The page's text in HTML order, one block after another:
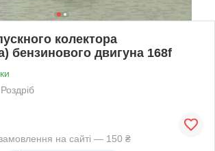
колектора
бензинового двигуна 168f
Роздріб
на сайті — 150 ₴